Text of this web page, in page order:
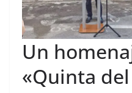
Un
«Quinta